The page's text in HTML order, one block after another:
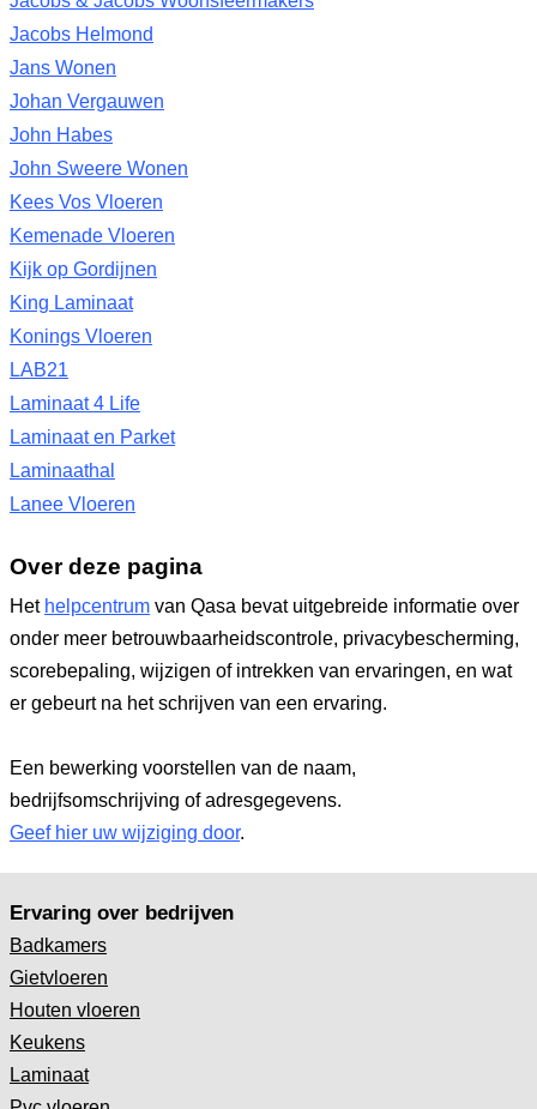
Jacobs Helmond
Jans Wonen
Johan Vergauwen
John Habes
John Sweere Wonen
Kees Vos Vloeren
Kemenade Vloeren
Kijk op Gordijnen
King Laminaat
Konings Vloeren
LAB21
Laminaat 4 Life
Laminaat en Parket
Laminaathal
Lanee Vloeren
Over deze pagina
Het helpcentrum van Qasa bevat uitgebreide informatie over
onder meer betrouwbaarheidscontrole, privacybescherming,
scorebepaling, wijzigen of intrekken van ervaringen, en wat
er gebeurt na het schrijven van een ervaring.
Een bewerking voorstellen van de naam,
bedrijfsomschrijving of adresgegevens.
Geef hier uw wijziging door.
Ervaring over bedrijven
Badkamers
Gietvloeren
Houten vloeren
Keukens
Laminaat